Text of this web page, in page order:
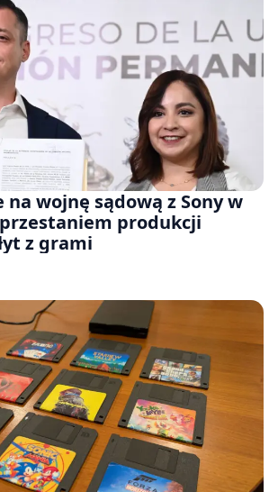
na wojnę sądową z Sony w
produkcji
z grami